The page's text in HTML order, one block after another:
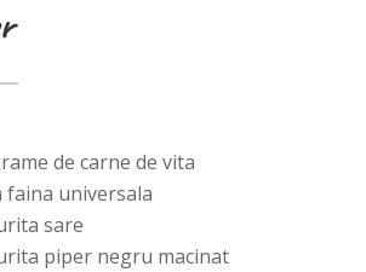
de carne de vita
faina universala
sare
piper negru macinat